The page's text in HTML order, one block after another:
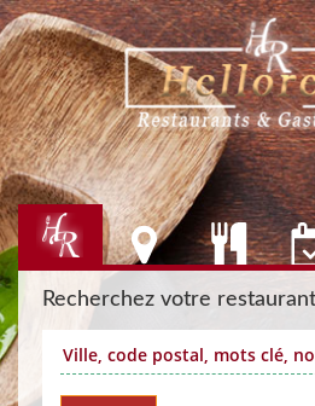
Recherchez votre